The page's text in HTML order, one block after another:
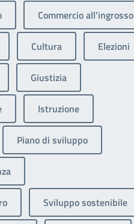
Commercio all'ingrosso
Cultura Elezioni
Giustizia
Istruzione
Piano di sviluppo
Sviluppo sostenibile